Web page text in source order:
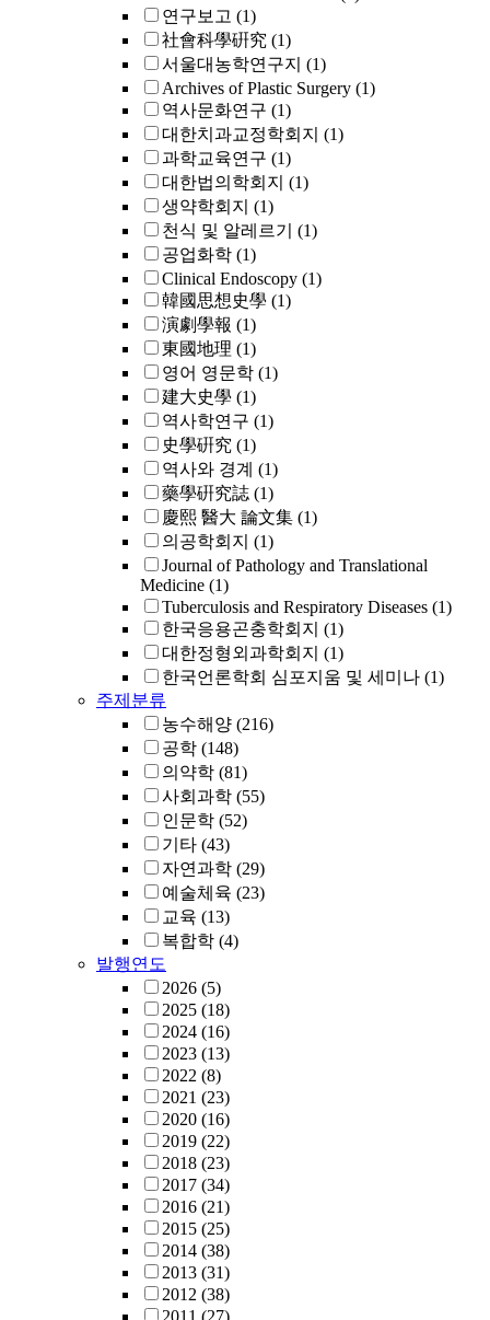
연구보고 (1)
社會科學硏究 (1)
서울대농학연구지 (1)
Archives of Plastic Surgery (1)
역사문화연구 (1)
대한치과교정학회지 (1)
과학교육연구 (1)
대한법의학회지 (1)
생약학회지 (1)
천식 및 알레르기
(1)
공업화학 (1)
Clinical Endoscopy (1)
韓國思想史學 (1)
演劇學報 (1)
東國地理 (1)
영어 영문학 (1)
建大史學 (1)
역사학연구 (1)
史學硏究 (1)
역사와 경계 (1)
藥學硏究誌 (1)
慶熙 醫大 論文集 (1)
의공학회지 (1)
Journal of Pathology and Translational
Medicine (1)
Tuberculosis and Respiratory Diseases (1)
한국응용곤충학회지 (1)
대한정형외과학회지 (1)
한국언론학회 심포지움 및 세미나 (1)
주제분류
농수해양 (216)
공학 (148)
의약학 (81)
사회과학 (55)
인문학 (52)
기타 (43)
자연과학 (29)
예술체육 (23)
교육 (13)
복합학 (4)
발행연도
2026 (5)
2025 (18)
2024 (16)
2023 (13)
2022 (8)
2021 (23)
2020 (16)
2019 (22)
2018 (23)
2017 (34)
2016 (21)
2015 (25)
2014 (38)
2013 (31)
2012 (38)
2011 (27)